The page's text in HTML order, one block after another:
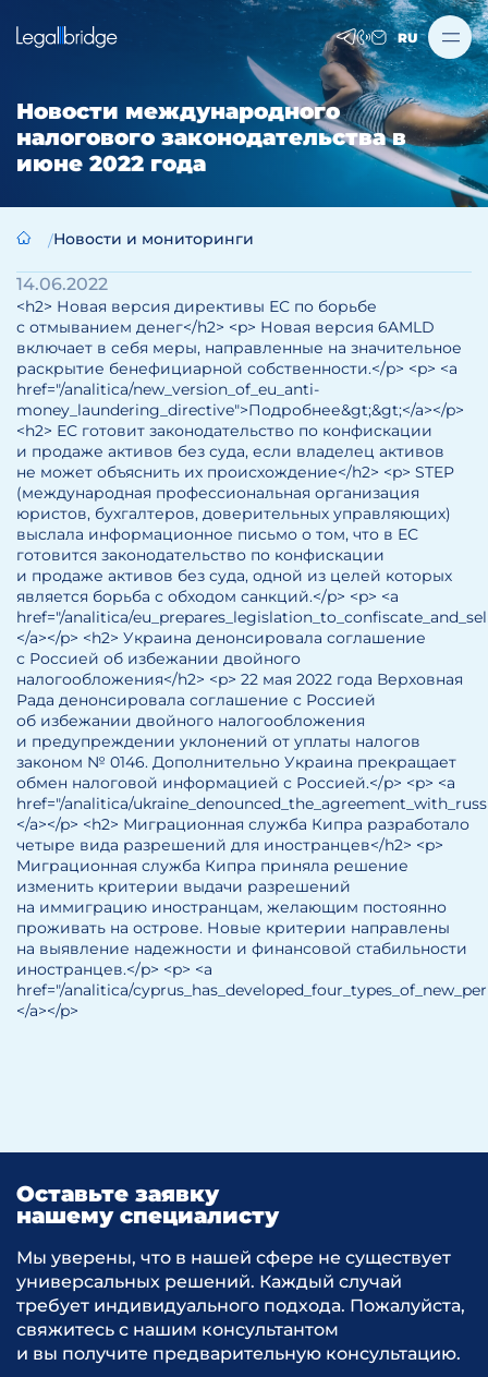
RU
Новости международного
налогового законодательства в
июне 2022 года
Новости и мониторинги
14.06.2022
<h2> Новая версия директивы ЕС по борьбе
с отмыванием денег</h2> <p> Новая версия 6AMLD
включает в себя меры, направленные на значительное
раскрытие бенефициарной собственности.</p> <p> <a
href="/analitica/new_version_of_eu_anti-
money_laundering_directive">Подробнее&gt;&gt;</a></p>
<h2> ЕС готовит законодательство по конфискации
и продаже активов без суда, если владелец активов
не может объяснить их происхождение</h2> <p> STEP
(международная профессиональная организация
юристов, бухгалтеров, доверительных управляющих)
выслала информационное письмо о том, что в ЕС
готовится законодательство по конфискации
и продаже активов без суда, одной из целей которых
является борьба с обходом санкций.</p> <p> <a
href="/analitica/
</a></p> <h2> Украина денонсировала соглашение
с Россией об избежании двойного
налогообложения</h2> <p> 22 мая 2022 года Верховная
Рада денонсировала соглашение с Россией
об избежании двойного налогообложения
и предупреждении уклонений от уплаты налогов
законом № 0146. Дополнительно Украина прекращает
обмен налоговой информацией с Россией.</p> <p> <a
href="/analitica/
</a></p> <h2> Миграционная служба Кипра разработало
четыре вида разрешений для иностранцев</h2> <p>
Миграционная служба Кипра приняла решение
изменить критерии выдачи разрешений
на иммиграцию иностранцам, желающим постоянно
проживать на острове. Новые критерии направлены
на выявление надежности и финансовой стабильности
иностранцев.</p> <p> <a
href="/analitica/
</a></p>
Оставьте заявку
нашему специалисту
Мы уверены, что в нашей сфере не существует
универсальных решений. Каждый случай
требует индивидуального подхода. Пожалуйста,
свяжитесь с нашим консультантом
и вы получите предварительную консультацию.